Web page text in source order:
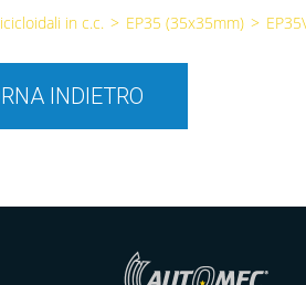
in c.c. > EP35 (35x35mm) >
INDIETRO